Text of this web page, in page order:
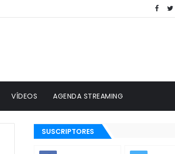
VÍDEOS AGENDA STREAMING
SUSCRIPTORES